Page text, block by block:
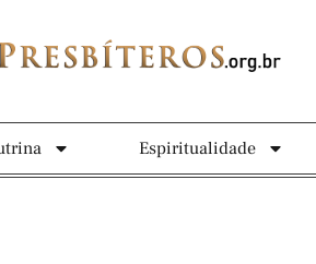
Espiritualidade